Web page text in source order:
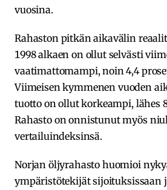
vuosina.
Rahaston pitkän aikavälin
1998 alkaen on ollut selvästi
vaatimattomampi, noin 4,4
Viimeisen kymmenen vuoden
tuotto on ollut korkeampi, lähes
Rahasto on onnistunut myös
vertailuindeksinsä.
Norjan öljyrahasto huomioi
ympäristötekijät sijoituksissaan